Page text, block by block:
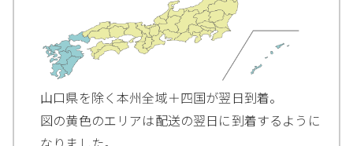
山口県を除く本州全域＋四国が翌日到着。
図の黄色のエリアは配送の翌日に到着するように